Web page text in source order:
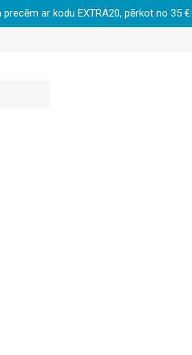
ar kodu EXTRA20, pērkot no 35 €: